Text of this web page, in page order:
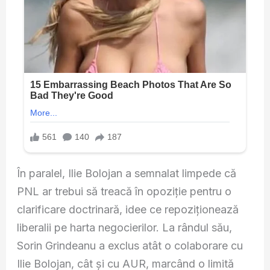
În paralel, Ilie Bolojan a semnalat limpede că
PNL ar trebui să treacă în opoziție pentru o
clarificare doctrinară, idee ce repoziționează
liberalii pe harta negocierilor. La rândul său,
Sorin Grindeanu a exclus atât o colaborare cu
Ilie Bolojan, cât și cu AUR, marcând o limită